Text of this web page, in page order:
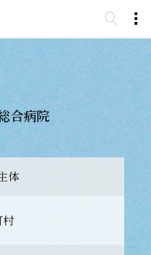
合病院
体
村